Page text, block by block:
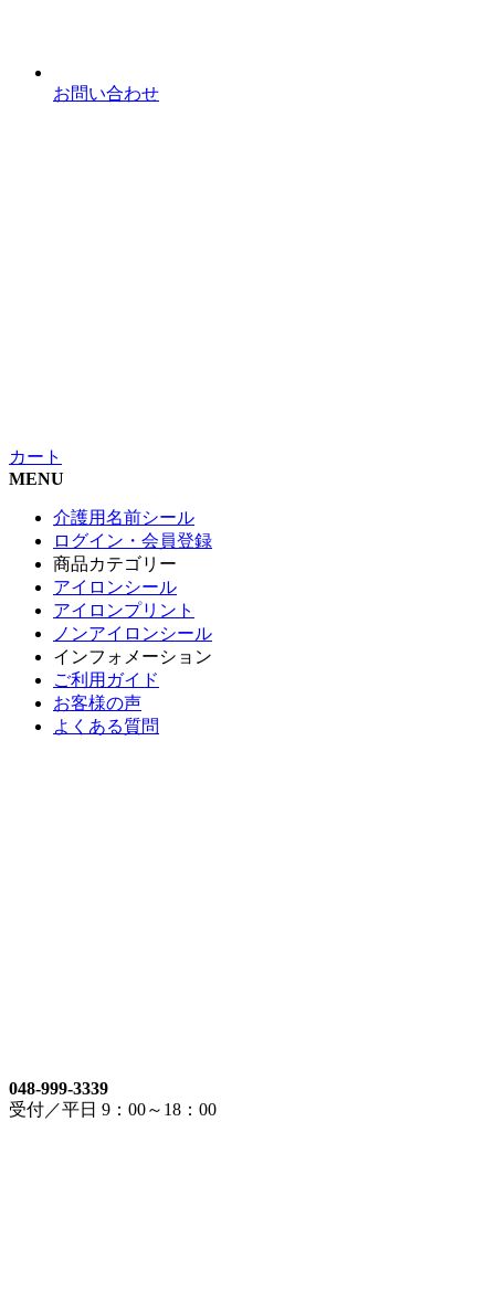
お問い合わせ
カート
MENU
介護用名前シール
ログイン・会員登録
商品カテゴリー
アイロンシール
アイロンプリント
ノンアイロンシール
インフォメーション
ご利用ガイド
お客様の声
よくある質問
048-999-3339
受付／平日 9：00～18：00